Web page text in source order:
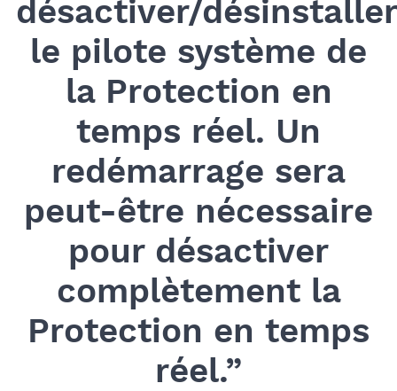
désactiver/désinstaller
le pilote système de
la Protection en
temps réel. Un
redémarrage sera
peut-être nécessaire
pour désactiver
complètement la
Protection en temps
réel.”